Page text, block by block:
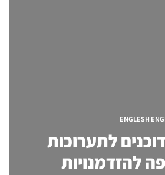
ENGLESH
לתערוכות
להזדמנויות